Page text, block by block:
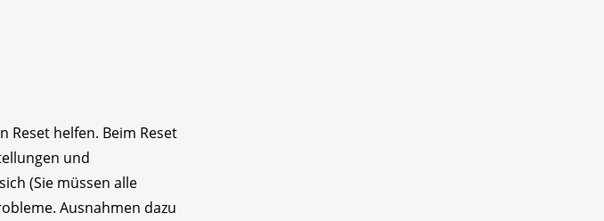
helfen. Beim Reset
und
(Sie müssen alle
Ausnahmen dazu